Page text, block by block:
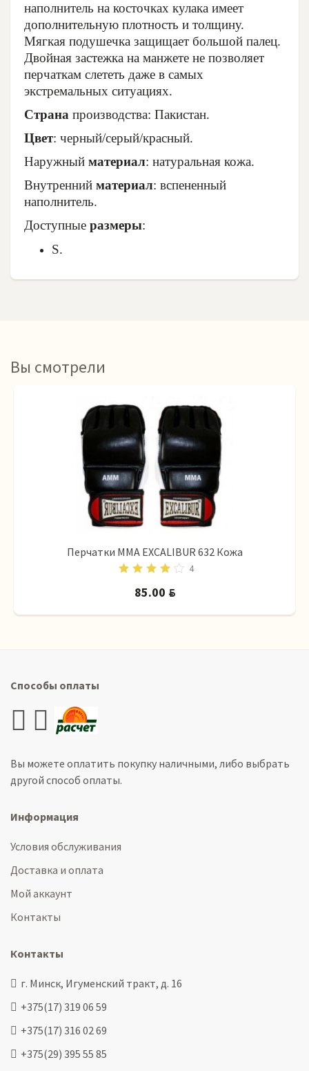
наполнитель на косточках кулака имеет
дополнительную плотность и толщину.
Мягкая подушечка защищает большой палец.
Двойная застежка на манжете не позволяет
перчаткам слететь даже в самых
экстремальных ситуациях.
Страна производства: Пакистан.
Цвет: черный/серый/красный.
Наружный материал: натуральная кожа.
Внутренний материал: вспененный
наполнитель.
Доступные размеры:
S.
Вы смотрели
Перчатки MMA EXCALIBUR 632 Кожа
4
85.00 BYN
Способы оплаты
Вы можете оплатить покупку наличными, либо выбрать
другой способ оплаты.
Информация
Условия обслуживания
Доставка и оплата
Мой аккаунт
Контакты
Контакты
г. Минск, Игуменский тракт, д. 16
+375(17) 319 06 59
+375(17) 316 02 69
+375(29) 395 55 85